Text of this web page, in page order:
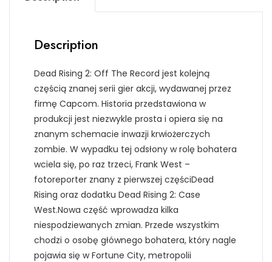
Description
Dead Rising 2: Off The Record jest kolejną
częścią znanej serii gier akcji, wydawanej przez
firmę Capcom. Historia przedstawiona w
produkcji jest niezwykle prosta i opiera się na
znanym schemacie inwazji krwiożerczych
zombie. W wypadku tej odsłony w rolę bohatera
wciela się, po raz trzeci, Frank West –
fotoreporter znany z pierwszej częściDead
Rising oraz dodatku Dead Rising 2: Case
West.Nowa część wprowadza kilka
niespodziewanych zmian. Przede wszystkim
chodzi o osobę głównego bohatera, który nagle
pojawia się w Fortune City, metropolii